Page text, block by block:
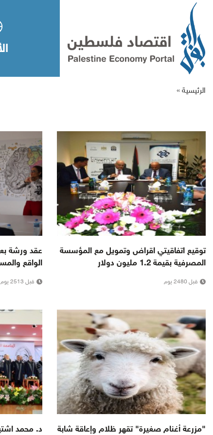
الرئيسية »
توقيع اتفاقيتي اقراض وتمويل مع المؤسسة
المصرفية بقيمة 1.2 مليون دولار
قبل 2480 يوم
عقد ورشة
الواقع
قبل 2513 يوم
"مزرعة أغنام صغيرة" تقهر ظلام وإعاقة شابة
د. محمد